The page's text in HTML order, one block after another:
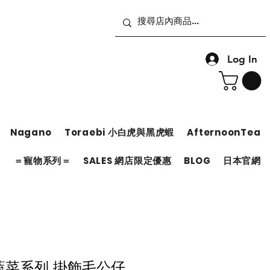
Log In
Nagano Toraebi 小白虎與黑虎蝦 AfternoonTea
＝寵物系列＝ SALES 網店限定優惠 BLOG 日本官網